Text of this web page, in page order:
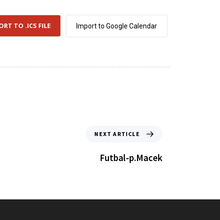
TO .ICS FILE Import to Google Calendar
NEXT ARTICLE
Futbal-p.Macek